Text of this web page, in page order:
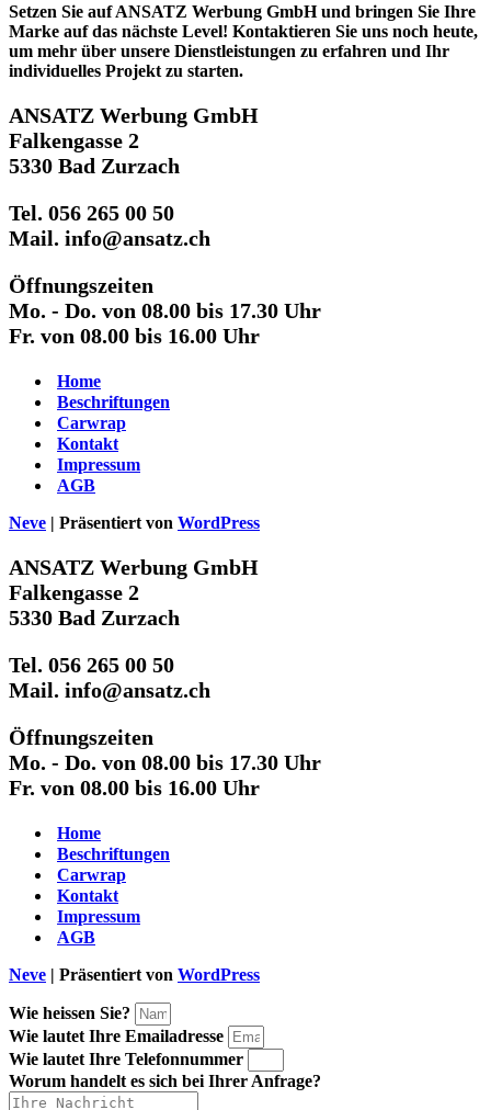
Setzen Sie auf ANSATZ Werbung GmbH und bringen Sie Ihre
Marke auf das nächste Level! Kontaktieren Sie uns noch heute,
um mehr über unsere Dienstleistungen zu erfahren und Ihr
individuelles Projekt zu starten.
ANSATZ Werbung GmbH
Falkengasse 2
5330 Bad Zurzach
Tel. 056 265 00 50
Mail. info@ansatz.ch
Öffnungszeiten
Mo. - Do. von 08.00 bis 17.30 Uhr
Fr. von 08.00 bis 16.00 Uhr
Home
Beschriftungen
Carwrap
Kontakt
Impressum
AGB
Neve | Präsentiert von WordPress
ANSATZ Werbung GmbH
Falkengasse 2
5330 Bad Zurzach
Tel. 056 265 00 50
Mail. info@ansatz.ch
Öffnungszeiten
Mo. - Do. von 08.00 bis 17.30 Uhr
Fr. von 08.00 bis 16.00 Uhr
Home
Beschriftungen
Carwrap
Kontakt
Impressum
AGB
Neve | Präsentiert von WordPress
Wie heissen Sie?
Wie lautet Ihre Emailadresse
Wie lautet Ihre Telefonnummer
Worum handelt es sich bei Ihrer Anfrage?